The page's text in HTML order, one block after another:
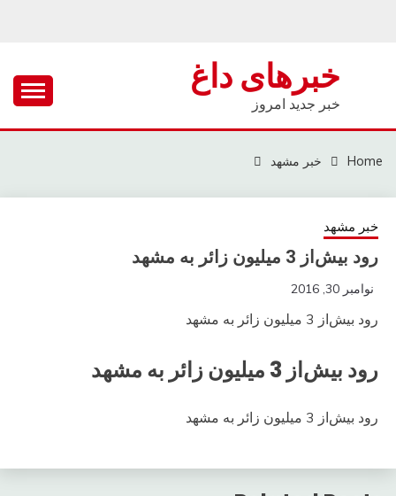
خبرهای داغ
خبر جدید امروز
Home خبر مشهد
خبر مشهد
رود بیش‌از 3 میلیون زائر به مشهد
نوامبر 30, 2016
رود بیش‌از 3 میلیون زائر به مشهد
رود بیش‌از 3 میلیون زائر به مشهد
رود بیش‌از 3 میلیون زائر به مشهد